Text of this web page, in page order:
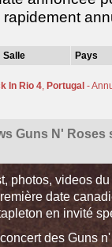
rapidement
Salle Pays
In Rio 4, Portugal -
Guns N' Roses
photos, videos
date
en invité
des Guns